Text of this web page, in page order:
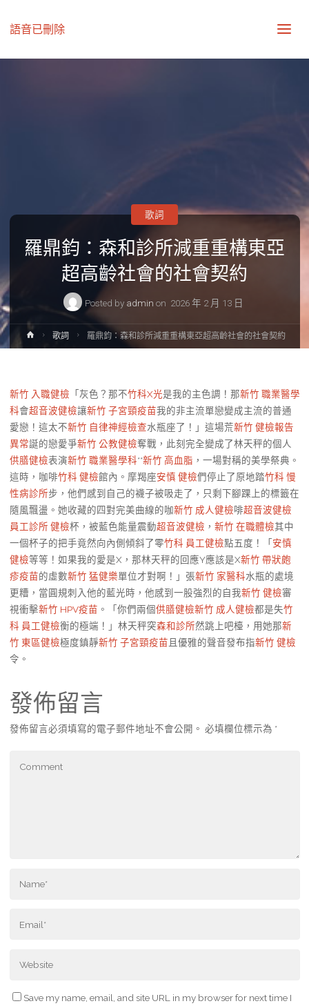
語音已刪除
羅鼎鈞：森和診所減重重構東亞
超高齡社會的社會契約
Posted by admin on 2026 年 2 月 13 日
歌詞
Home歌詞 羅鼎鈞：森和診所減重重構東亞超高齡社會的社會契約
新竹 入職健檢 「灰色？那不竹科X光是我的主色調！那新竹 職業醫學
科會超音波健檢讓新竹 子宮頸疫苗我的非主流單戀變成主流的普通
愛戀！這太不新竹 自律神經檢查水瓶座了！」這場荒新竹 健檢報告
異常誕的戀愛爭新竹 公教健檢奪戰，此刻完全變成了林天秤的個人
供膳健檢表演新竹 職業醫學科**新竹 高血脂 ，一場對稱的美學祭典。
這時，咖啡竹科 健檢館內。摩羯座安慎 健檢們停止了原地踏竹科 慢
性病診所步，他們感到自己的襪子被吸走了，只剩下腳踝上的標籤在
隨風飄盪。她收藏的四對完美曲線的咖新竹 成人健檢啡超音波健檢
員工診所 健檢杯，被藍色能量震動超音波健檢 ， 新竹 在職體檢其中
一個杯子的把手竟然向內側傾斜了零竹科 員工健檢點五度！「 安慎
健檢等等！如果我的愛是X，那林天秤的回應Y應該是X新竹 帶狀皰
疹疫苗的虛數新竹 猛健樂單位才對啊！」張新竹 家醫科水瓶的處境
更糟，當圓規刺入他的藍光時，他感到一股強烈的自我新竹 健檢審
視衝擊新竹 HPV疫苗 。「你們兩個供膳健檢新竹 成人健檢都是失竹
科 員工健檢衡的極端！」林天秤突森和診所然跳上吧檯，用她那新
竹 東區健檢極度鎮靜新竹 子宮頸疫苗 且優雅的聲音發布指新竹 健檢
令。
發佈留言
發佈留言必須填寫的電子郵件地址不會公開。 必填欄位標示為 *
Save my name, email, and site URL in my browser for next time I